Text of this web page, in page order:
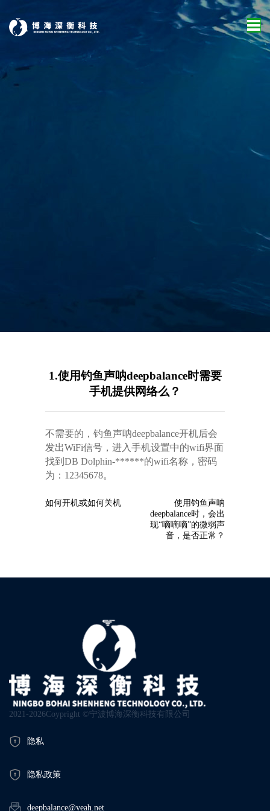
1.使用钓鱼声呐deepbalance时需要
手机提供网络么？
不需要的，钓鱼声呐deepbalance开机后会
发出WiFi信号，进入手机设置中的wifi界面
找到DB Dolphin-******的wifi名称，密码
为：12345678。
如何开机或如何关机
使用钓鱼声呐
deepbalance时，会出
现“嘀嘀嘀”的微弱声
音，是否正常？
2021-2026Coypright ©宁波博海深衡科技有限公司
隐私
隐私政策
deepbalance@yeah.net